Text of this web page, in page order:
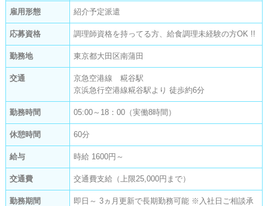
雇用形態 紹介予定派遣
応募資格 調理師資格を持ってる方、給食調理未経験の方OK !!
勤務地 東京都大田区南蒲田
交通
京急空港線 糀谷駅
京浜急行空港線糀谷駅より 徒歩約6分
勤務時間 05:00～18：00（実働8時間）
休憩時間 60分
給与 時給 1600円～
交通費 交通費支給（上限25,000円まで）
勤務期間
即日～ 3ヵ月更新で長期勤務可能 ※入社日ご相談承